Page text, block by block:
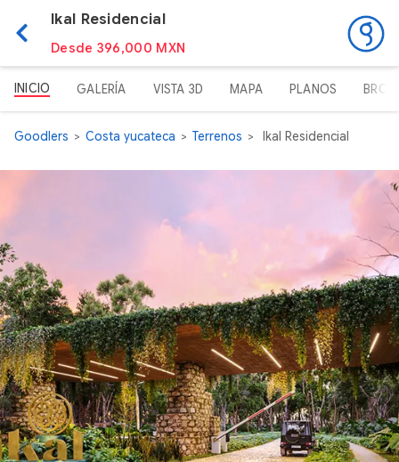
Ikal Residencial
Desde 396,000 MXN
INICIO GALERÍA VISTA 3D MAPA PLANOS
Goodlers Costa yucateca Terrenos Ikal Residencial